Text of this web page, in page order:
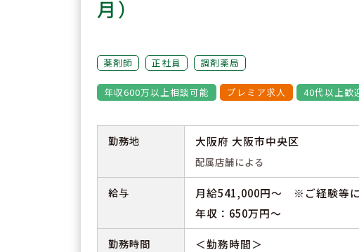
月）
薬剤師 正社員 調剤薬局
年収600万以上相談可能 プレミア求人 40代以上歓
勤務地 大阪府 大阪市中央区
配属店舗による
給与
月給541,000円～ ※ご経験等
年収：650万円～
勤務時間
＜勤務時間＞